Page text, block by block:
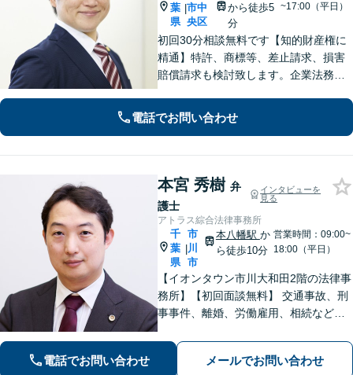
葉
県
|市中
央区
から徒歩5
分
~17:00（平日）
初回30分相談無料です【知的財産権に
精通】特許、商標等、差止請求、損害
賠償請求も検討致します。企業法務・
動産など分野の区別なく、複雑・特殊
な事案でも全力で対応します。千葉県
電話でお問い合わせ
本宮 秀樹 弁
護士
インタビューを
見る
アトラス綜合法律事務所
千
葉
県
|
市
川
市
本八幡駅 か
ら徒歩10分
営業時間：09:00~
18:00（平日）
【イオンタウン市川大和田2階の法律事
務所】【初回面談無料】 交通事故、刑
事事件、離婚、労働雇用、相続などの
経験15年以上】依頼者様に寄り添い、
解決へと導きます【電話相談可】【本
電話でお問い合わせ メールでお問い合わせ